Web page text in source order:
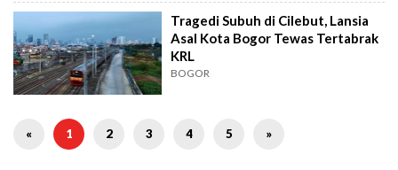
Tragedi Subuh di Cilebut, Lansia
Asal Kota Bogor Tewas Tertabrak
KRL
BOGOR
« 1 2 3 4 5 »